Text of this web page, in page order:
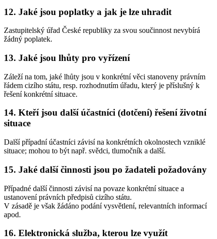
12. Jaké jsou poplatky a jak je lze uhradit
Zastupitelský úřad České republiky za svou součinnost nevybírá
žádný poplatek.
13. Jaké jsou lhůty pro vyřízení
Záleží na tom, jaké lhůty jsou v konkrétní věci stanoveny právním
řádem cizího státu, resp. rozhodnutím úřadu, který je příslušný k
řešení konkrétní situace.
14. Kteří jsou další účastníci (dotčení) řešení životní
situace
Další případní účastníci závisí na konkrétních okolnostech vzniklé
situace; mohou to být např. svědci, tlumočník a další.
15. Jaké další činnosti jsou po žadateli požadovány
Případné další činnosti závisí na povaze konkrétní situace a
ustanovení právních předpisů cizího státu.
V zásadě je však žádáno podání vysvětlení, relevantních informací
apod.
16. Elektronická služba, kterou lze využít